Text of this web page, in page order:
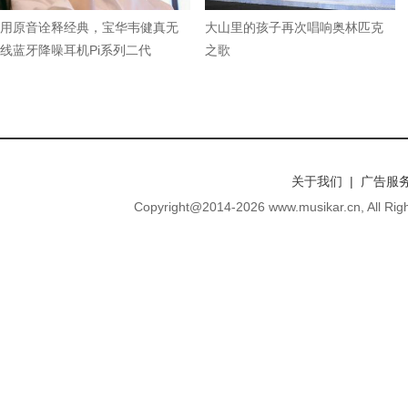
用原音诠释经典，宝华韦健真无
线蓝牙降噪耳机Pi系列二代
大山里的孩子再次唱响奥林匹克
之歌
关于我们 | 广告
Copyright@2014-2026 www.musikar.cn, All